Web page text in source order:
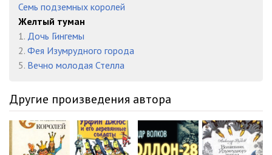
05_02_06. На ферме Джона Смита
05_02_07. Гонец из Волшебной страны
05_02_08. Полёт на драконе
05_03_01. Рождение великана Тилли-Bилли
05_03_02. Первые шаги Железного Рыцаря 12:46
Семь подземных королей
Желтый туман
1. Дочь Гингемы
2. Фея Изумрудного города
5. Вечно молодая Стелла
Другие произведения автора